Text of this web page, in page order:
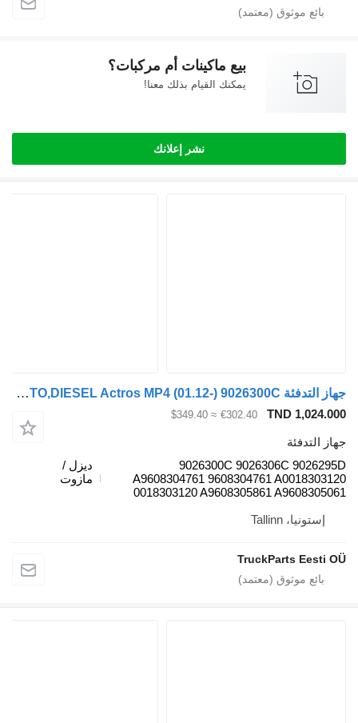
بيع ماكينات أم مركبات؟
يمكنك القيام بذلك معنا!
جهاز التدفئة MERCEDES-BENZ,WEBASTO,DIESEL Actros MP4 (01.12-) 9026300C لـ السيارات القاطرة Mercedes-Benz Actros MP4 Antos Arocs (2012-)
TND
€302.40
≈ $349.40
9026300C 9026306C
A9608304761 9608304761
0018303120 A9608305861
مازوت